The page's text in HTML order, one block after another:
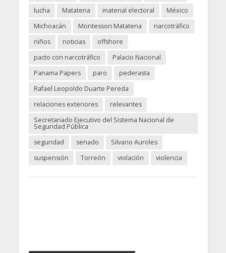
lucha
Matatena material electoral
México
Michoacán
Montessori Matatena
narcotráfico
niños
noticias
offshore
pacto con narcotráfico
Palacio Nacional
Panama Papers
paro
pederasta
Rafael Leopoldo Duarte Pereda
relaciones exteriores
relevantes
Secretariado Ejecutivo del Sistema Nacional de
Seguridad Pública
seguridad
senado
Silvano Auroles
suspensión
Torreón violación violencia